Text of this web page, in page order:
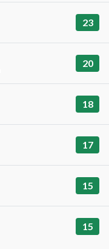
23
20
18
17
15
15